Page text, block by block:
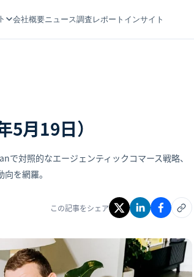
会社概要ニュース調査レポート インサイト
月19日）
対照的なエージェンティックコマース戦略、
を網羅。
この記事をシェア